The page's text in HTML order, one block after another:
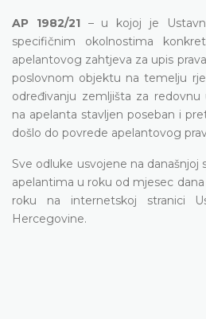
AP 1982/21 – u kojoj je
specifičnim okolnostima
apelantovog zahtjeva za upis
poslovnom objektu na temelju
određivanju zemljišta za redovnu
na apelanta stavljen poseban i
došlo do povrede apelantovog
Sve odluke usvojene na današnjoj
apelantima u roku od mjesec
roku na internetskoj stranici
Hercegovine.